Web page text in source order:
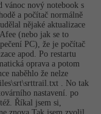
nový notebook s
a počítač normálně
nějaké aktualizace
(nebo jak se to
PC), že je počítač
apod. Po restartu
oprava a potom
naběhlo že nelze
. No tak
nastavení. po
Říkal jsem si,